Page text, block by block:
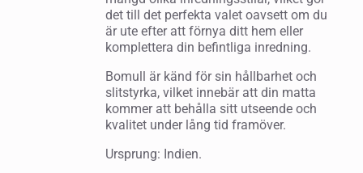
det till det perfekta valet oavsett om du
är ute efter att förnya ditt hem eller
komplettera din befintliga inredning.
Bomull är känd för sin hållbarhet och
slitstyrka, vilket innebär att din matta
kommer att behålla sitt utseende och
kvalitet under lång tid framöver.
Ursprung: Indien.